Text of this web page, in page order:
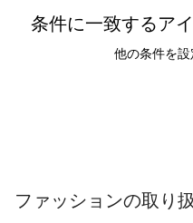
条件に一致するア
他の条件を設
ファッションの取り